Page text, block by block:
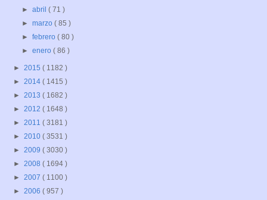
►abril( 71 )
►marzo( 85 )
►febrero( 80 )
►enero( 86 )
► 2015 ( 1182 )
► 2014 ( 1415 )
► 2013 ( 1682 )
► 2012 ( 1648 )
► 2011 ( 3181 )
► 2010 ( 3531 )
► 2009 ( 3030 )
► 2008 ( 1694 )
► 2007 ( 1100 )
► 2006 ( 957 )